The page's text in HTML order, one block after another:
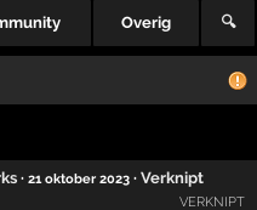
Overig 🔍
·21 oktober 2023 ·Verknipt
VERKNIPT